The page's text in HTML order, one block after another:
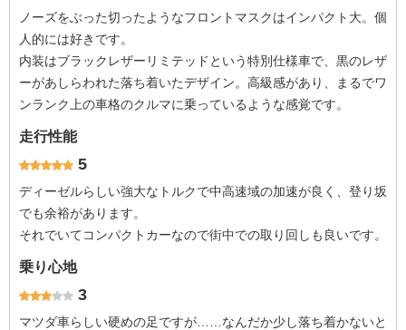
ノーズをぶった切ったようなフロントマスクはインパクト大。個
人的には好きです。
内装はブラックレザーリミテッドという特別仕様車で、黒のレザ
ーがあしらわれた落ち着いたデザイン。高級感があり、まるでワ
ンランク上の車格のクルマに乗っているような感覚です。
走行性能
5
ディーゼルらしい強大なトルクで中高速域の加速が良く、登り坂
でも余裕があります。
それでいてコンパクトカーなので街中での取り回しも良いです。
乗り心地
3
マツダ車らしい硬めの足ですが……なんだか少し落ち着かないと